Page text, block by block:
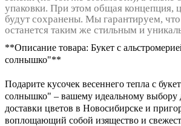
упаковки. При этом общая концепция,
будут сохранены. Мы гарантируем,
останется таким же стильным и
**Описание товара: Букет с
солнышко"**
Подарите кусочек весеннего тепла с
солнышко" – вашему идеальному выбору
доставки цветов в Новосибирске и
воплощающий собой изящество и